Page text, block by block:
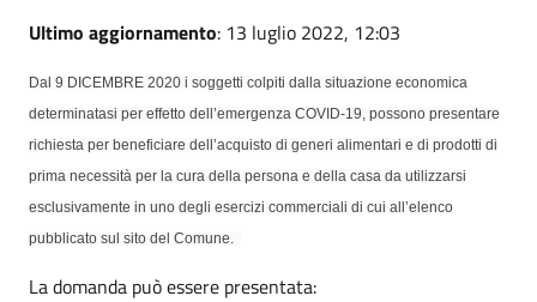
Ultimo aggiornamento: 13 luglio 2022, 12:03
Dal 9 DICEMBRE 2020 i soggetti colpiti dalla situazione economica
determinatasi per effetto dell’emergenza COVID-19, possono presentare
richiesta per beneficiare dell’acquisto di generi alimentari e di prodotti di
prima necessità per la cura della persona e della casa da utilizzarsi
esclusivamente in uno degli esercizi commerciali di cui all’elenco
pubblicato sul sito del Comune.
La domanda può essere presentata: